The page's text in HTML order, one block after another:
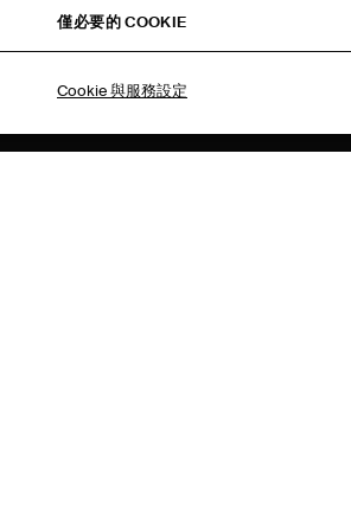
僅必要的 COOKIE
Cookie 與服務設定